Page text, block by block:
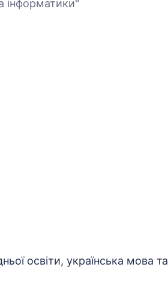
інформатики"
освіти, українська мова та